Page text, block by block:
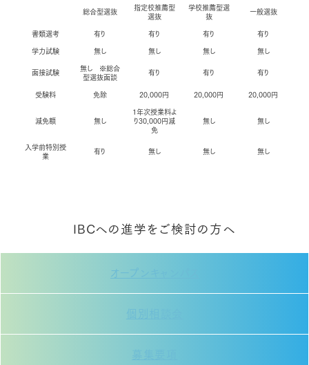
総合型選抜
指定校推薦型
選抜
学校推薦型選
抜
一般選抜
書類選考
有り 有り 有り
有り
学力試験
無し 無し 無し
無し
面接試験
無し ※総合
型選抜面談
有り 有り
有り
受験料
免除 20,000円 20,000円 20,000円
減免額 無し
１年次授業料よ
り30,000円減
免
無し 無し
入学前特別授
業
有り 無し 無し 無し
IBCへの進学をご検討の方へ
オープンキャンパス
個別相談会